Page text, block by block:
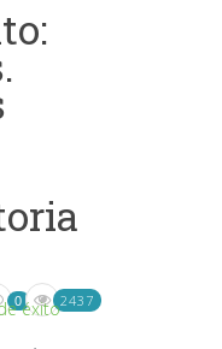
éxito
0 2437